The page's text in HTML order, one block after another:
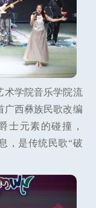
术学院音乐学院流
广西彝族民歌改编
士元素的碰撞，
，是传统民歌“破